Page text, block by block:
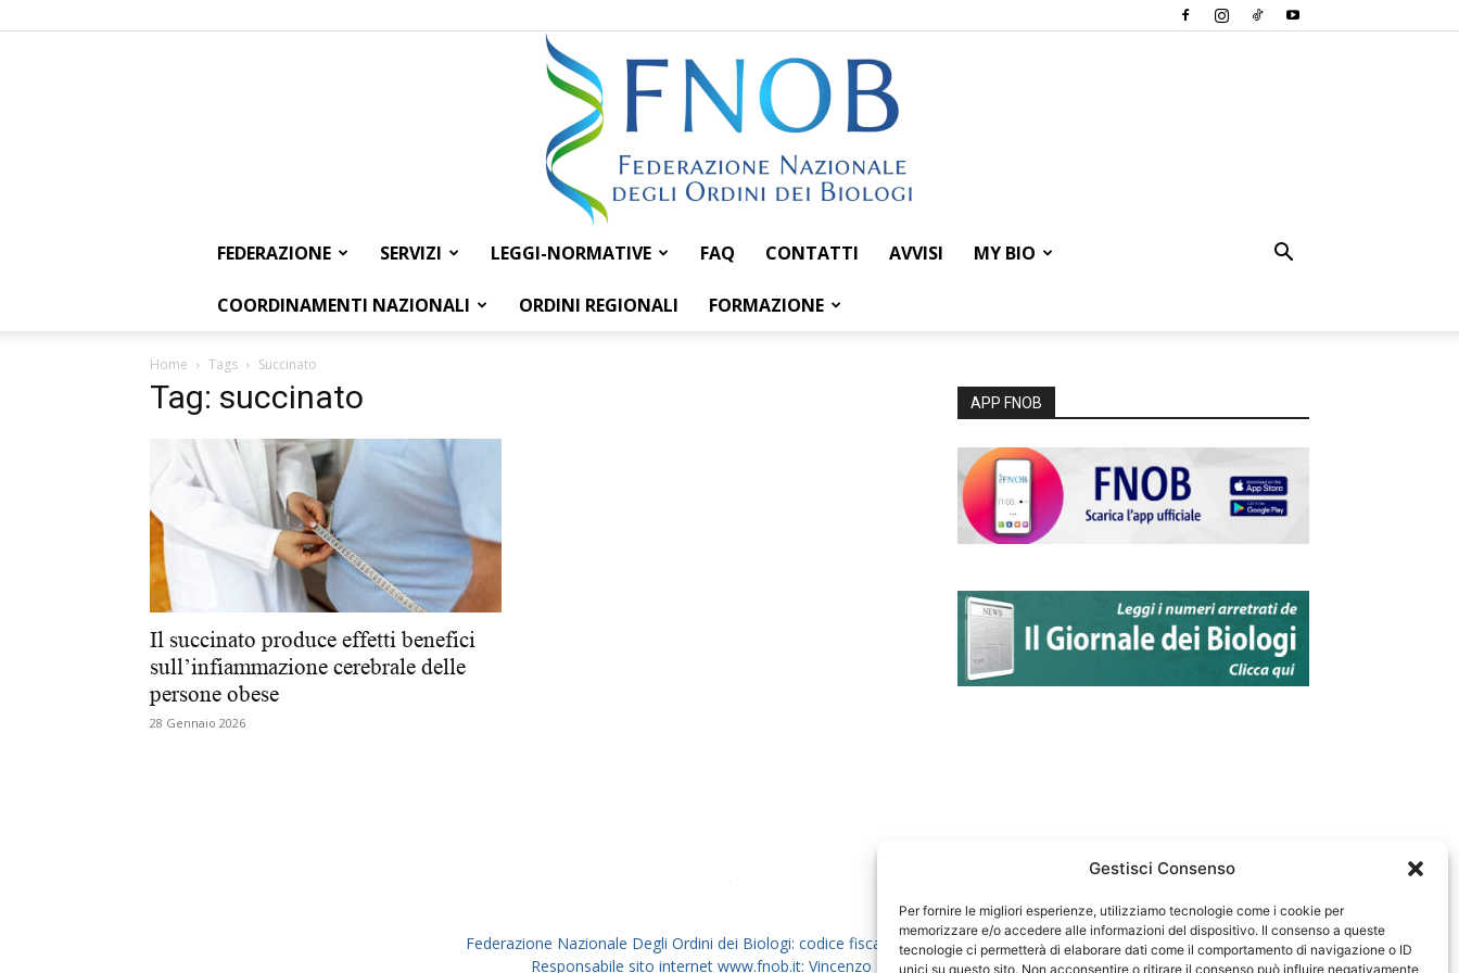
Gestisci Consenso
Per fornire le migliori esperienze, utilizziamo tecnologie come i cookie per
memorizzare e/o accedere alle informazioni del dispositivo. Il consenso a queste
tecnologie ci permetterà di elaborare dati come il comportamento di navigazione o ID
unici su questo sito. Non acconsentire o ritirare il consenso può influire negativamente
Federazione
FEDERAZIONE SERVIZI LEGGI-NORMATIVE FAQ CONTATTI AVVISI MY BIO
COORDINAMENTI NAZIONALI ORDINI REGIONALI FORMAZIONE
Home Tags Succinato
Tag: succinato
Il succinato produce effetti benefici
sull’infiammazione cerebrale delle
persone obese
28 Gennaio 2026
APP FNOB
Federazione Nazionale Degli Ordini dei Biologi: codice fiscale 80069130583
Responsabile sito internet www.fnob.it: Vincenzo D'Anna